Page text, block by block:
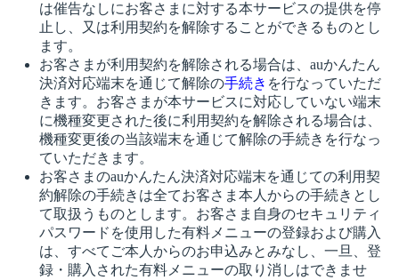
は催告なしにお客さまに対する本サービスの提供を停
止し、又は利用契約を解除することができるものとし
ます。
お客さまが利用契約を解除される場合は、auかんたん
決済対応端末を通じて解除の手続き を行なっていただ
きます。お客さまが本サービスに対応していない端末
に機種変更された後に利用契約を解除される場合は、
機種変更後の当該端末を通じて解除の手続きを行なっ
ていただきます。
お客さまのauかんたん決済対応端末を通じての利用契
約解除の手続きは全てお客さま本人からの手続きとし
て取扱うものとします。お客さま自身のセキュリティ
パスワードを使用した有料メニューの登録および購入
は、すべてご本人からのお申込みとみなし、一旦、登
録・購入された有料メニューの取り消しはできませ